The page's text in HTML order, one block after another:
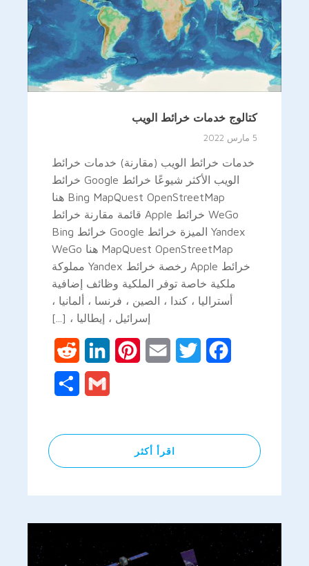
كتالوج خدمات خرائط الويب
5 مارس 2022
خدمات خرائط الويب (مقارنة) خدمات خرائط
الويب الأكثر شيوعًا خرائط Google خرائط
Bing MapQuest OpenStreetMap هنا
WeGo خرائط Apple قائمة مقارنة خرائط
Yandex الميزة خرائط Google خرائط Bing
MapQuest OpenStreetMap هنا WeGo
خرائط Apple رخصة خرائط Yandex مملوكة
ملكية خاصة توفر الملكية وظائف إضافية
أستراليا ، كندا ، الصين ، فرنسا ، ألمانيا ،
إسرائيل ، إيطاليا ، [...]
Facebook
Twitter
Email
Pinterest
LinkedIn
Gmail
اقرأ أكثر